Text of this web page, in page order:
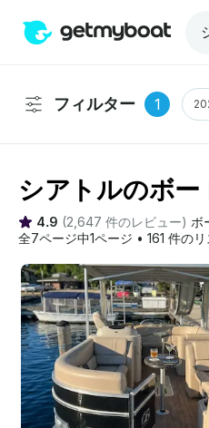
フィルター 1
シアトルのボ
4.9 (2,647 件のレビュー) ボ
全7ページ中1ページ • 161 件の